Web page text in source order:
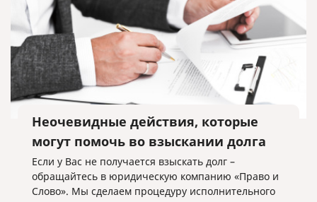
Неочевидные действия, которые
могут помочь во взыскании долга
Если у Вас не получается взыскать долг –
обращайтесь в юридическую компанию «Право и
Слово». Мы сделаем процедуру исполнительного